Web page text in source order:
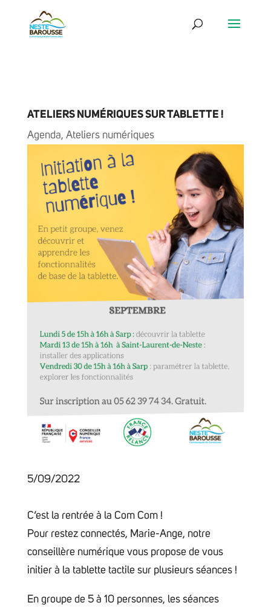
ATELIERS NUMÉRIQUES SUR TABLETTE !
Agenda, Ateliers numériques
5/09/2022
C’est la rentrée à la Com Com !
Pour restez connectés, Marie-Ange, notre
conseillère numérique vous propose de vous
initier à la tablette tactile sur plusieurs séances !
En groupe de 5 à 10 personnes, les séances